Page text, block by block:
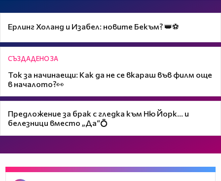
Ерлинг Холанд и Изабел: новите Бекъм? 👑⚽
СЪЗДАДЕНО ЗА
Ток за начинаещи: Как да не се вкараш във филм още
в началото?👀
Предложение за брак с гледка към Ню Йорк... и
белезници вместо „Да“💍